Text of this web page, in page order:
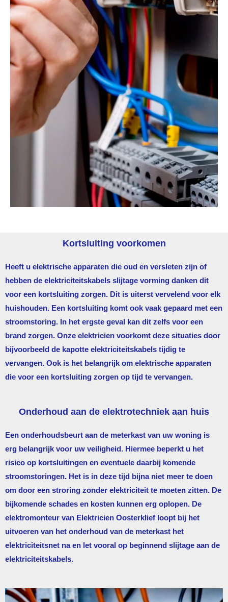
Kortsluiting voorkomen
Heeft u elektrische apparaten die oud en versleten zijn of
hebben de elektriciteitskabels slijtage vorming danken dit
voor een kortsluiting zorgen. Dit is uiterst vervelend voor elk
huishouden. Een kortsluiting komt ook vaak gepaard met een
stroomstoring. In het ergste geval kan dit zelfs voor een
brand zorgen. Onze elektricien voorkomt deze situaties door
bijvoorbeeld de kapotte elektriciteitskabels tijdig te
vervangen. Ook is het belangrijk om elektrische apparaten
die voor een kortsluiting zorgen op tijd te vervangen.
Onderhoud aan de elektrotechniek aan huis
Een onderhoudsbeurt aan de meterkast van uw woning is
erg belangrijk voor uw veiligheid. Hiermee beperkt u het
risico op kortsluitingen en eventuele daarbij komende
stroomstoringen. Het is in deze tijd bijna niet meer te doen
om door een stroring zonder elektriciteit te moeten zitten. De
bijkomende schades en kosten kunnen erg oplopen. De
elektromonteur van Elektricien Oosterklief loopt bij het
uitvoeren van het onderhoud van de meterkast het
elektriciteitsnet na en let vooral op beginnend slijtage aan de
elektriciteitskabels.